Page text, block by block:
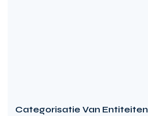
Categorisatie Van Entiteiten